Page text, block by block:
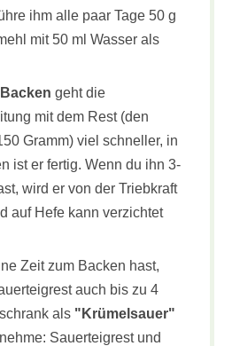
ihm alle paar Tage 50 g
mit 50 ml Wasser als
geht die
mit dem Rest (den
Gramm) viel schneller, in
ist er fertig. Wenn du ihn 3-
wird er von der Triebkraft
auf Hefe kann verzichtet
Zeit zum Backen hast,
auch bis zu 4
als "Krümelsauer"
Sauerteigrest und